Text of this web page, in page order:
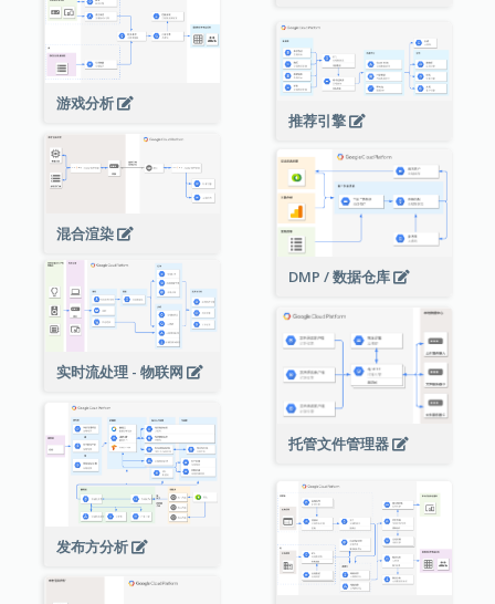
游戏分析
推荐引擎
混合渲染
DMP / 数据仓库
实时流处理 - 物联网
托管文件管理器
发布方分析